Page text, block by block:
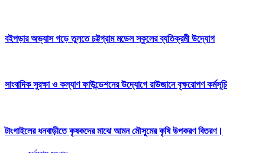
বইপড়ার অভ্যাস গড়ে তুলতে চট্টগ্রাম মডেল স্কুলের ব্যতিক্রমী উদ্যোগ
সাংবাদিক সুরক্ষা ও কল্যাণ ফাউন্ডেশনের উদ্যোগে রাউজানে বৃক্ষরোপণ কর্মসূচি
টাংগাইলের ধনবাড়ীতে কৃষকদের মাঝে আমন মৌসুমের কৃষি উপকরণ বিতরণ।